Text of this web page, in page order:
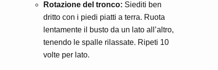
Rotazione del tronco: Siediti ben
dritto con i piedi piatti a terra. Ruota
lentamente il busto da un lato all’altro,
tenendo le spalle rilassate. Ripeti 10
volte per lato.